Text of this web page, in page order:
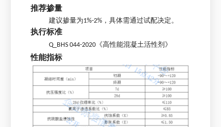
推荐掺量
建议掺量为1%-2%，具体需通过试配决定。
执行标准
Q_BHS 044-2020《高性能混凝土活性剂》
性能指标